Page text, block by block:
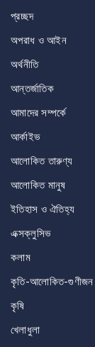
প্রচ্ছদ
অপরাধ ও আইন
অর্থনীতি
আন্তর্জাতিক
আমাদের সম্পর্কে
আর্কাইভ
আলোকিত তারুণ্য
আলোকিত মানুষ
ইতিহাস ও ঐতিহ্য
এক্সক্লুসিভ
কলাম
কৃতি-আলোকিত-গুণীজন
কৃষি
খেলাধুলা